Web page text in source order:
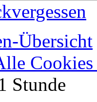
Übersicht
Cookies
Stunde